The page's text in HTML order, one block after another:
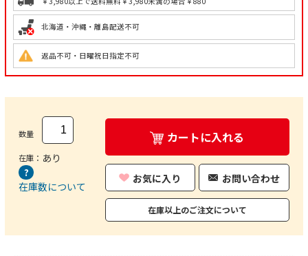
北海道・沖縄・離島配送不可
返品不可・日曜祝日指定不可
数量
在庫： あり
在庫数について
カートに入れる
お気に入り お問い合わせ
在庫以上のご注文について